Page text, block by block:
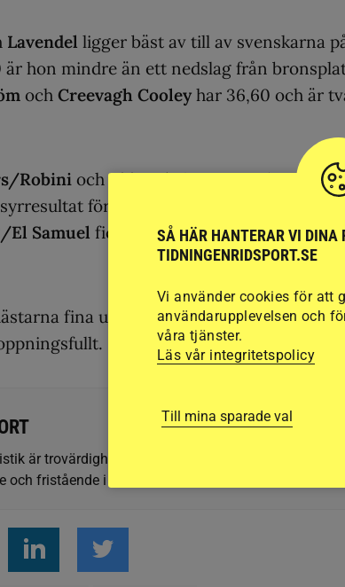
Lavendel ligger bäst av till av svenskarna
är hon mindre än ett nedslag från
och Creevagh Cooley har 36,60 och är
Robini ochEbba Christensson/Monique
för att ha en chans på en riktigt
El Samuel fick tyvärr ett stopp i terrängen
fina ut inför morgondagen så vi
är trovärdighet och opartiskhet. Det vi publicerar
och fristående i förhållande till ekonomiska, privata,
SÅ HÄR HANTERAR VI DINA
TIDNINGENRIDSPORT.SE
Vi använder cookies för att
användarupplevelsen och
våra tjänster.
Läs vår integritetspolicy
Till mina sparade val